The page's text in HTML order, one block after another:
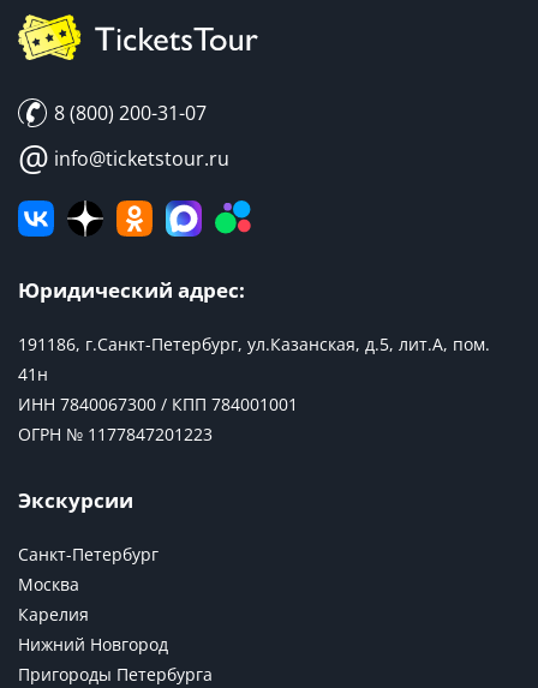
8 (800) 200-31-07
@ info@ticketstour.ru
Юридический адрес:
191186, г.Санкт-Петербург, ул.Казанская, д.5, лит.А, пом.
41н
ИНН 7840067300 / КПП 784001001
ОГРН № 1177847201223
Экскурсии
Санкт-Петербург
Москва
Карелия
Нижний Новгород
Пригороды Петербурга